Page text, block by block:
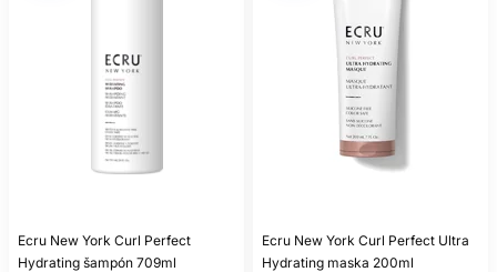
Ecru New York Curl Perfect
Hydrating šampón 709ml
Ecru New York Curl Perfect Ultra
Hydrating maska 200ml